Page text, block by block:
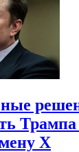
Трампа
X